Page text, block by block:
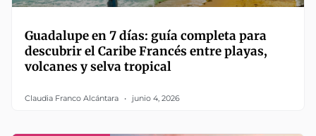
Guadalupe en 7 días: guía completa para
descubrir el Caribe Francés entre playas,
volcanes y selva tropical
Claudia Franco Alcántara junio 4, 2026